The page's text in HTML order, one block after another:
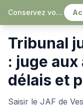
Conservez vos échanges, sereinement
Accueil › Tribunaux
Tribunal
: juge
délais et
Saisir le JAF de